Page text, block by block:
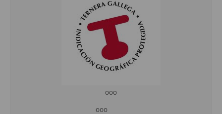
ooo
ooo